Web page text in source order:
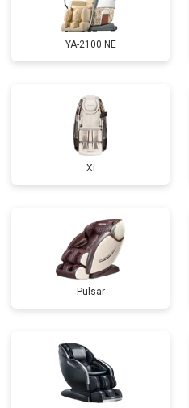
YA-2100 NE
Xi
Pulsar